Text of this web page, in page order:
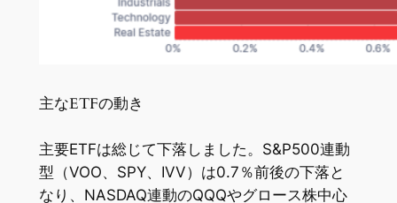
主なETFの動き
主要ETFは総じて下落しました。S&P500連動
型（VOO、SPY、IVV）は0.7％前後の下落と
なり、NASDAQ連動のQQQやグロース株中心